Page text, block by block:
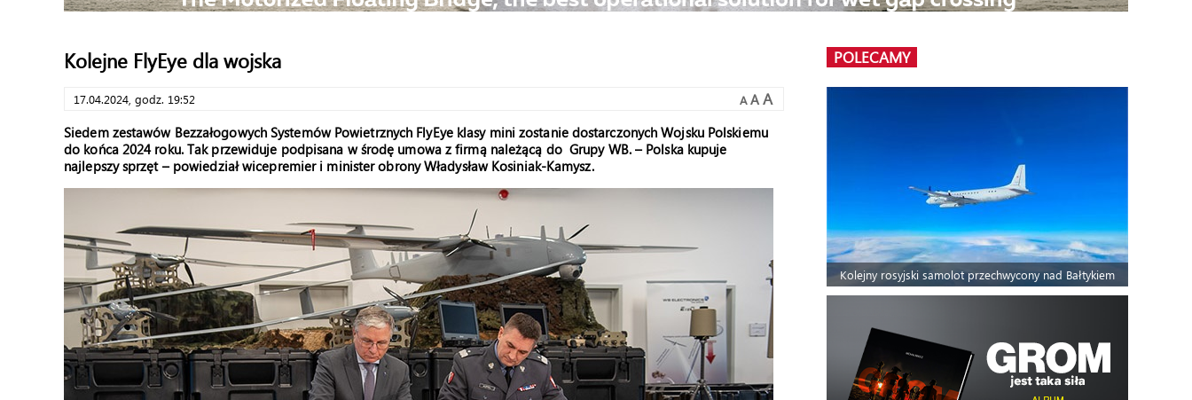
Kolejne FlyEye dla wojska
17.04.2024, godz. 19:52 A A A
Siedem zestawów Bezzałogowych Systemów Powietrznych FlyEye klasy mini zostanie dostarczonych Wojsku Polskiemu
do końca 2024 roku. Tak przewiduje podpisana w środę umowa z firmą należącą do Grupy WB. – Polska kupuje
najlepszy sprzęt – powiedział wicepremier i minister obrony Władysław Kosiniak-Kamysz.
POLECAMY
Kolejny rosyjski samolot przechwycony nad Bałtykiem